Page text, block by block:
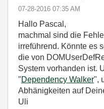
‎07-28-2016 07:35 AM
Hallo Pascal,
machmal sind die
irreführend. Könnte es
die von
System vorhanden ist.
"Dependency Walker",
Abhänigkeiten auf
Uli